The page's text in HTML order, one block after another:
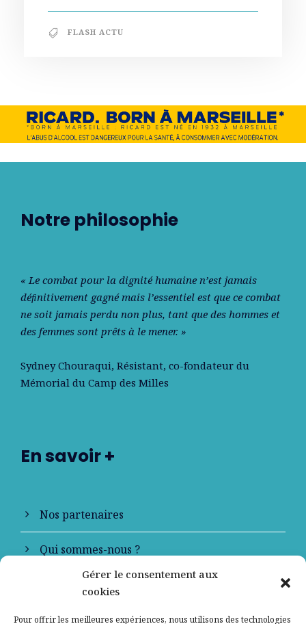
Gérer le consentement aux
cookies
Pour offrir les meilleures expériences, nous utilisons des technologies
FLASH ACTU
Notre philosophie
« Le combat pour la dignité humaine n’est jamais
déﬁnitivement gagné mais l’essentiel est que ce combat
ne soit jamais perdu non plus, tant que des hommes et
des femmes sont prêts à le mener. »
Sydney Chouraqui, Résistant, co-fondateur du
Mémorial du Camp des Milles
En savoir +
Nos partenaires
Qui sommes-nous ?
Contactez-nous
Mentions légales